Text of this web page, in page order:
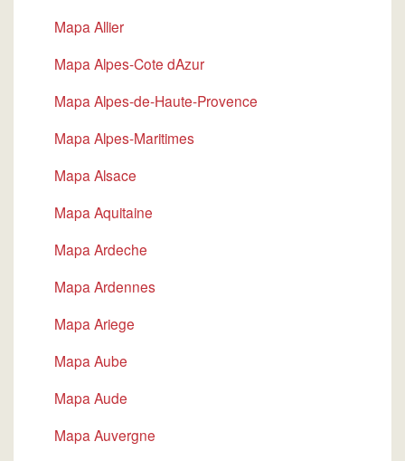
Mapa Allier
Mapa Alpes-Cote dAzur
Mapa Alpes-de-Haute-Provence
Mapa Alpes-Maritimes
Mapa Alsace
Mapa Aquitaine
Mapa Ardeche
Mapa Ardennes
Mapa Ariege
Mapa Aube
Mapa Aude
Mapa Auvergne